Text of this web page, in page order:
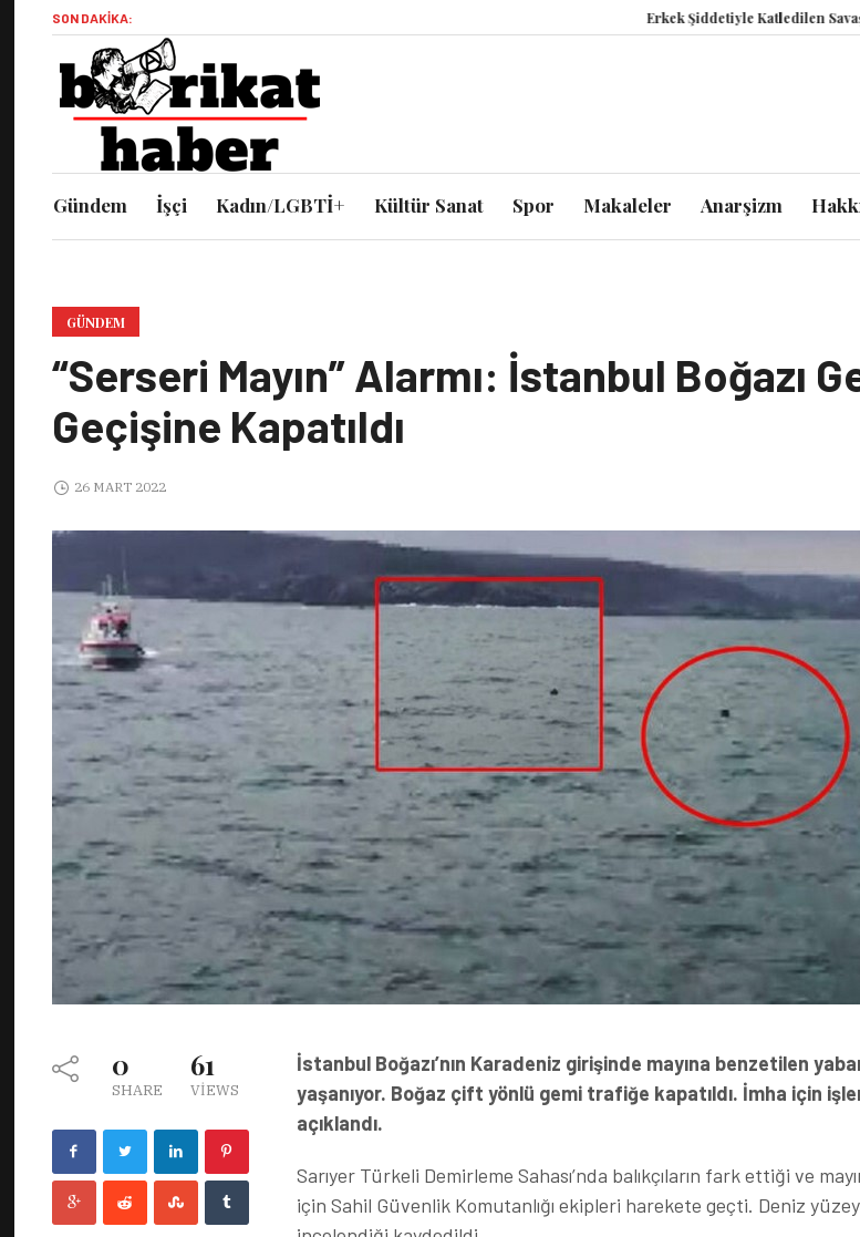
SON DAKIKA: Erkek Şiddetiyle Katledilen Savaş Karşıtı-
Gündem İşçi Kadın/LGBTİ+ Kültür Sanat Spor Makaleler Anarşizm
GÜNDEM
“Serseri Mayın” Alarmı: İstanbul Boğazı
Geçişine Kapatıldı
26 MART 2022
0
SHARE
61
VIEWS
İstanbul Boğazı’nın Karadeniz girişinde mayına benzetilen
yaşanıyor. Boğaz çift yönlü gemi trafiğe kapatıldı. İmha için
açıklandı.
Sarıyer Türkeli Demirleme Sahası’nda balıkçıların fark ettiği ve
için Sahil Güvenlik Komutanlığı ekipleri harekete geçti. Deniz